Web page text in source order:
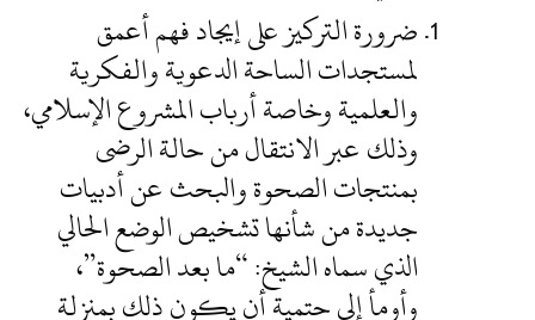
ضرورة التركيز على إيجاد فهم أعمق
لمستجدات الساحة الدعوية والفكرية
والعلمية وخاصة أرباب المشروع الإسلامي،
وذلك عبر الانتقال من حالة الرضى
بمنتجات الصحوة والبحث عن أدبيات
جديدة من شأنها تشخيص الوضع الحالي
الذي سماه الشيخ: “ما بعد الصحوة”،
وأومأ إلى حتمية أن يكون ذلك بمنزلة